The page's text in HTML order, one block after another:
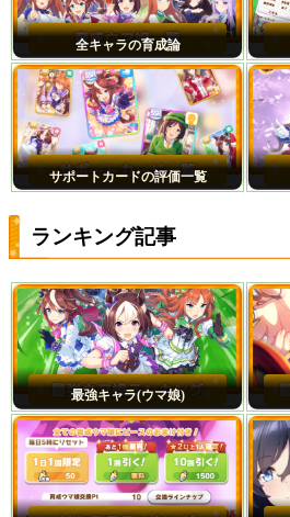
全キャラの育成論
サポートカードの評価一覧
ランキング記事
最強キャラ(ウマ娘)